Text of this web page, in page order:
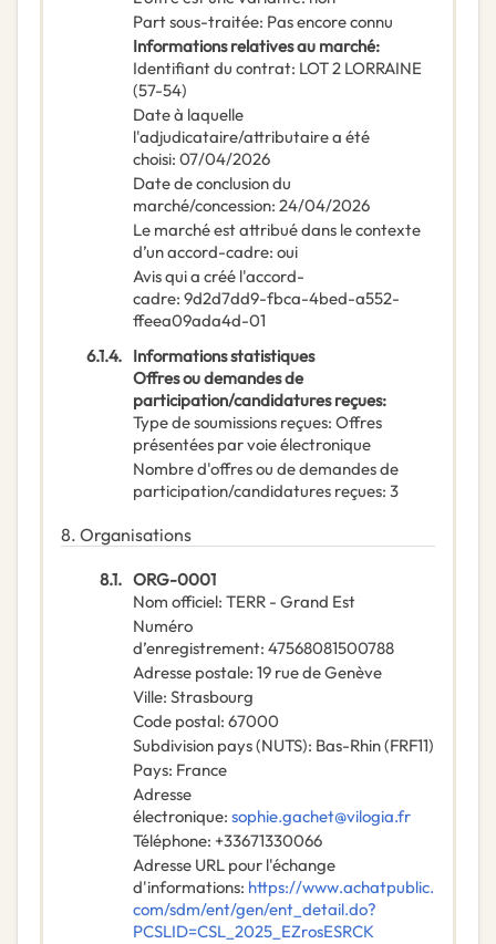
Part sous-traitée: Pas encore connu
Informations relatives au marché:
Identifiant du contrat: LOT 2 LORRAINE
(57-54)
Date à laquelle
l'adjudicataire/attributaire a été
choisi: 07/04/2026
Date de conclusion du
marché/concession: 24/04/2026
Le marché est attribué dans le contexte
d’un accord-cadre: oui
Avis qui a créé l'accord-
cadre: 9d2d7dd9-fbca-4bed-a552-
ffeea09ada4d-01
6.1.4. Informations statistiques
Offres ou demandes de
participation/candidatures reçues:
Type de soumissions reçues: Offres
présentées par voie électronique
Nombre d'offres ou de demandes de
participation/candidatures reçues: 3
8. Organisations
8.1. ORG-0001
Nom officiel: TERR - Grand Est
Numéro
d’enregistrement: 47568081500788
Adresse postale: 19 rue de Genève
Ville: Strasbourg
Code postal: 67000
Subdivision pays (NUTS): Bas-Rhin(FRF11)
Pays: France
Adresse
électronique: sophie.gachet@vilogia.fr
Téléphone: +33671330066
Adresse URL pour l'échange
d'informations: https://www.achatpublic.
com/sdm/ent/gen/ent_detail.do?
PCSLID=CSL_2025_EZrosESRCK